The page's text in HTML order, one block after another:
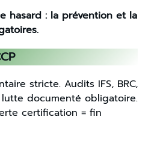
hasard : la prévention et la
stricte. Audits IFS, BRC,
lutte documenté obligatoire.
certification = fin